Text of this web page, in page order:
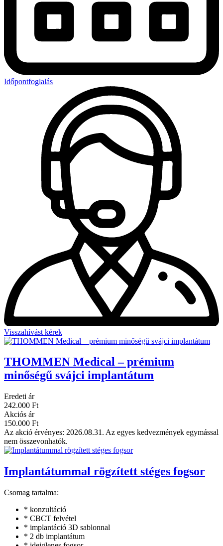
Időpontfoglalás
Visszahívást kérek
THOMMEN Medical – prémium
minőségű svájci implantátum
Eredeti ár
242.000 Ft
Akciós ár
150.000 Ft
Az akció érvényes: 2026.08.31. Az egyes kedvezmények egymással
nem összevonhatók.
Implantátummal rögzített stéges fogsor
Csomag tartalma:
* konzultáció
* CBCT felvétel
* implantáció 3D sablonnal
* 2 db implantátum